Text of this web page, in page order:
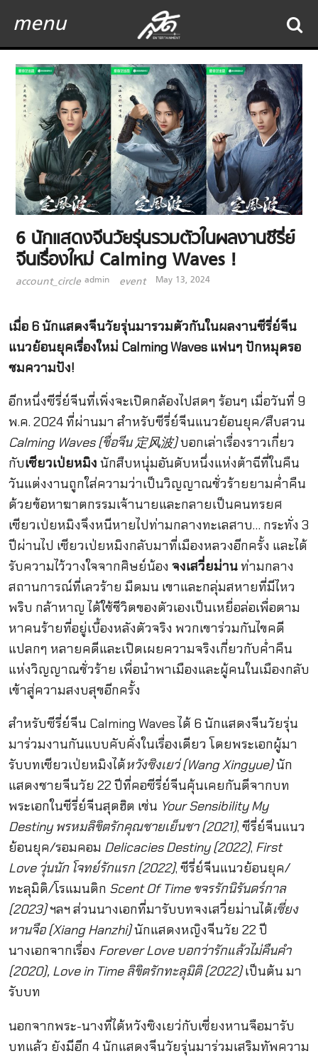
menu
6 นักแสดงจีนวัยรุ่นรวมตัวในผลงานซีรี่ย์
จีนเรื่องใหม่ Calming Waves !
account_circle admin event May 13, 2024
เมื่อ 6 นักแสดงจีนวัยรุ่นมารวมตัวกันในผลงานซีรี่ย์จีน
แนวย้อนยุคเรื่องใหม่ Calming Waves แฟนๆ ปักหมุดรอ
ชมความปัง!
อีกหนึ่งซีรี่ย์จีนที่เพิ่งจะเปิดกล้องไปสดๆ ร้อนๆ เมื่อวันที่ 9
พ.ค. 2024 ที่ผ่านมา สำหรับซีรี่ย์จีนแนวย้อนยุค/สืบสวน
Calming Waves (ชื่อจีน 定风波)บอกเล่าเรื่องราวเกี่ยว
กับเซียวเป่ยหมิง นักสืบหนุ่มอันดับหนึ่งแห่งต้าฉีที่ในคืน
วันแต่งงานถูกใส่ความว่าเป็นวิญญาณชั่วร้ายยามค่ำคืน
ด้วยข้อหาฆาตกรรมเจ้านายและกลายเป็นคนทรยศ
เซียวเป่ยหมิงจึงหนีหายไปท่ามกลางทะเลสาบ… กระทั่ง 3
ปีผ่านไป เซียวเป่ยหมิงกลับมาที่เมืองหลวงอีกครั้ง และได้
รับความไว้วางใจจากศิษย์น้อง จงเสวี่ยม่านท่ามกลาง
สถานการณ์ที่เลวร้าย มืดมน เขาและกลุ่มสหายที่มีไหว
พริบ กล้าหาญ ได้ใช้ชีวิตของตัวเองเป็นเหยื่อล่อเพื่อตาม
หาคนร้ายที่อยู่เบื้องหลังตัวจริง พวกเขาร่วมกันไขคดี
แปลกๆ หลายคดีและเปิดเผยความจริงเกี่ยวกับค่ำคืน
แห่งวิญญาณชั่วร้าย เพื่อนำพาเมืองและผู้คนในเมืองกลับ
เข้าสู่ความสงบสุขอีกครั้ง
สำหรับซีรี่ย์จีน Calming Waves ได้ 6 นักแสดงจีนวัยรุ่น
มาร่วมงานกันแบบคับคั่งในเรื่องเดียว โดยพระเอกผู้มา
รับบทเซียวเป่ยหมิงได้หวังซิงเยว่ (Wang Xingyue)นัก
แสดงชายจีนวัย 22 ปีที่คอซีรี่ย์จีนคุ้นเคยกันดีจากบท
พระเอกในซีรี่ย์จีนสุดฮิต เช่น Your Sensibility My
Destiny พรหมลิขิตรักคุณชายเย็นชา (2021), ซีรี่ย์จีนแนว
ย้อนยุค/รอมคอม Delicacies Destiny (2022), First
Love วุ่นนัก โจทย์รักแรก (2022), ซีรี่ย์จีนแนวย้อนยุค/
ทะลุมิติ/โรแมนติก Scent Of Time ขจรรักนิรันดร์กาล
(2023)ฯลฯ ส่วนนางเอกที่มารับบทจงเสวี่ยม่านได้เซี่ยง
หานจือ (Xiang Hanzhi)นักแสดงหญิงจีนวัย 22 ปี
นางเอกจากเรื่อง Forever Love บอกว่ารักแล้วไม่คืนคำ
(2020), Love in Time ลิขิตรักทะลุมิติ (2022)เป็นต้น มา
รับบท
นอกจากพระ-นางที่ได้หวังซิงเยว่กับเซี่ยงหานจือมารับ
บทแล้ว ยังมีอีก 4 นักแสดงจีนวัยรุ่นมาร่วมเสริมทัพความ